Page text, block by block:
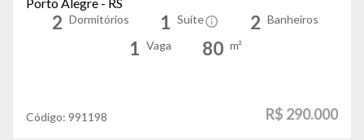
Porto Alegre - RS
2 Dormitórios 1 Suíte 2 Banheiros
1 Vaga 80 m²
Código: 991198 R$ 290.000